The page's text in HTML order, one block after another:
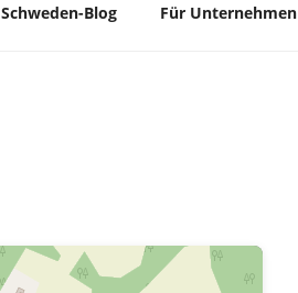
Schweden-Blog Für Unternehmen